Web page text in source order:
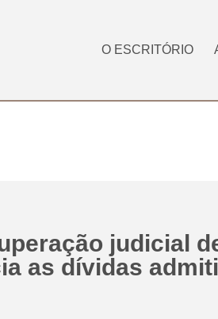
O ESCRITÓRIO
judicial
as dívidas